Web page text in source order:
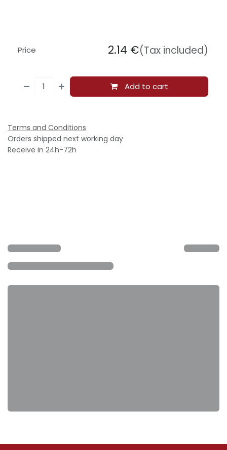
Add to cart
Price 2.14 €(Tax included)
Terms and Conditions
Orders shipped next working day
Receive in 24h-72h